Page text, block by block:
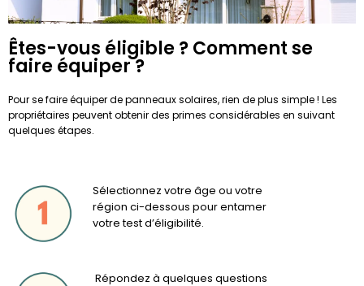
Êtes-vous éligible ? Comment se
faire équiper ?
Pour se faire équiper de panneaux solaires, rien de plus simple ! Les
propriétaires peuvent obtenir des primes considérables en suivant
quelques étapes.
Sélectionnez votre âge ou votre
région ci-dessous pour entamer
votre test d’éligibilité.
Répondez à quelques questions